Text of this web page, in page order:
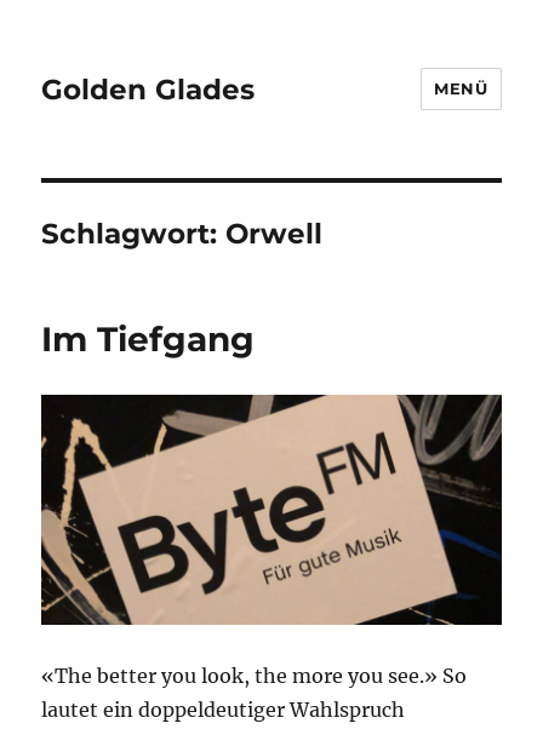
Golden Glades MENÜ
Schlagwort: Orwell
Im Tiefgang
«The better you look, the more you see.» So
lautet ein doppeldeutiger Wahlspruch